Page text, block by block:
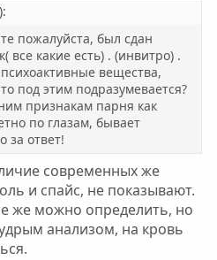
н
й
с
ы
й
г
о
л
с
пожалуйста, был сдан
все какие есть) . (инвитро) .
вещества,
под этим подразумевается?
признакам парня как
по глазам, бывает
за ответ!
современных же
и спайс, не показывают.
же можно определить, но
анализом, на кровь